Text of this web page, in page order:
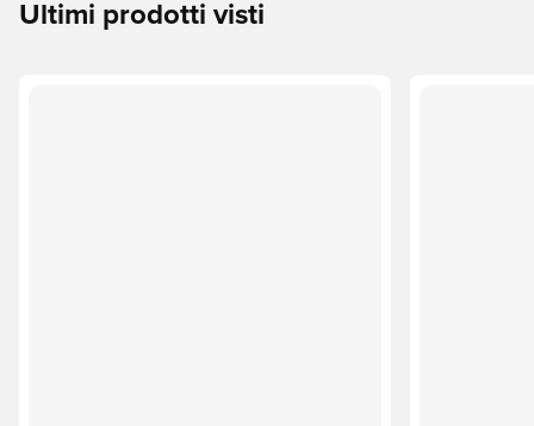
Ultimi prodotti visti